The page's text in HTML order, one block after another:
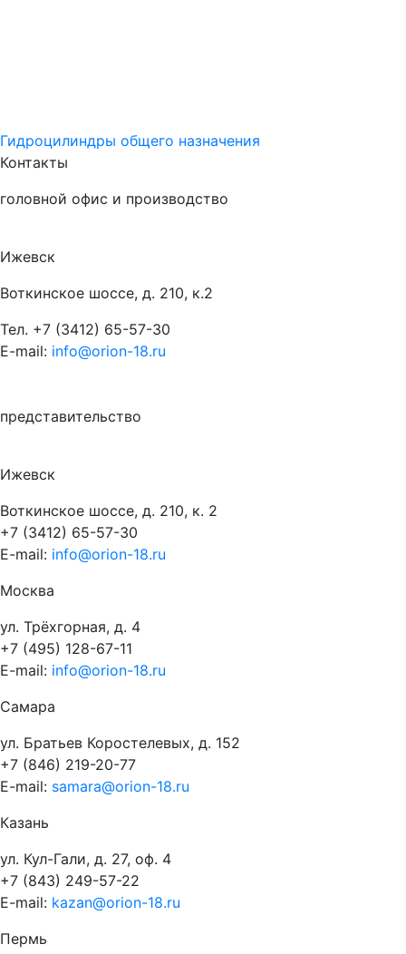
Гидроцилиндры общего назначения
Контакты
головной офис и производство
Ижевск
Воткинское шоссе, д. 210, к.2
Тел. +7 (3412) 65-57-30
E-mail: info@orion-18.ru
представительство
Ижевск
Воткинское шоссе, д. 210, к. 2
+7 (3412) 65-57-30
E-mail: info@orion-18.ru
Москва
ул. Трёхгорная, д. 4
+7 (495) 128-67-11
E-mail: info@orion-18.ru
Самара
ул. Братьев Коростелевых, д. 152
+7 (846) 219-20-77
E-mail: samara@orion-18.ru
Казань
ул. Кул-Гали, д. 27, оф. 4
+7 (843) 249-57-22
E-mail: kazan@orion-18.ru
Пермь